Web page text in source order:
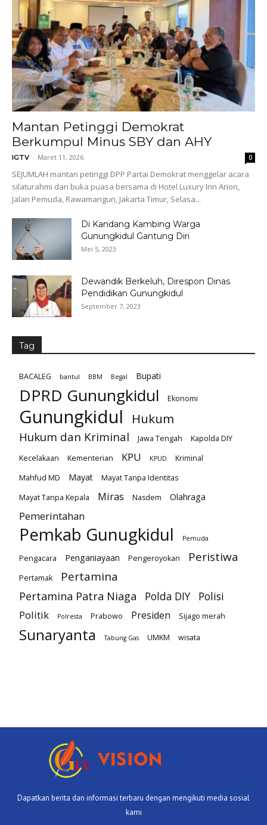
Mantan Petinggi Demokrat
Berkumpul Minus SBY dan AHY
IGTV - Maret 11, 2026 0
SEJUMLAH mantan petinggi DPP Partai Demokrat menggelar acara
silaturahmi dan buka puasa bersama di Hotel Luxury Inn Arion,
Jalan Pemuda, Rawamangun, Jakarta Timur, Selasa...
Di Kandang Kambing Warga
Gunungkidul Gantung Diri
Mei 5, 2023
Dewandik Berkeluh, Direspon Dinas
Pendidikan Gunungkidul
September 7, 2023
Tag
BACALEG bantul BBM Begal Bupati
DPRD Gunungkidul Ekonomi
Gunungkidul Hukum
Hukum dan Kriminal Jawa Tengah
Kapolda DIY
Kecelakaan
Kementerian KPU KPUD
Kriminal
Mahfud MD
Mayat
Mayat Tanpa Identitas
Mayat Tanpa Kepala
Miras Nasdem Olahraga
Pemerintahan
Pemkab Gunugkidul Pemuda
Pengacara Penganiayaan Pengeroyokan Peristiwa
Pertamak Pertamina
Pertamina Patra Niaga Polda DIY
Polisi
Politik
Polresta Prabowo Presiden Sijago merah
Sunaryanta Tabung Gas UMKM wisata
Dapatkan berita dan informasi terbaru dengan mengikuti media sosial
kami